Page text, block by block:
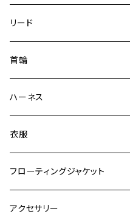
リード
エッセンシャル
ゼロショック
ロードランナー
ヴァリオ
デニム＆コーデュロイ
首輪
エッセンシャル
ネオカラー
ダブルロックカラー
デニム＆コーデュロイ
ハーネス
エッセンシャル
ハーネス
クイックハーネス
衣服
ラッシュガード
フローティングジャケット
DFDブースト
アクセサリー